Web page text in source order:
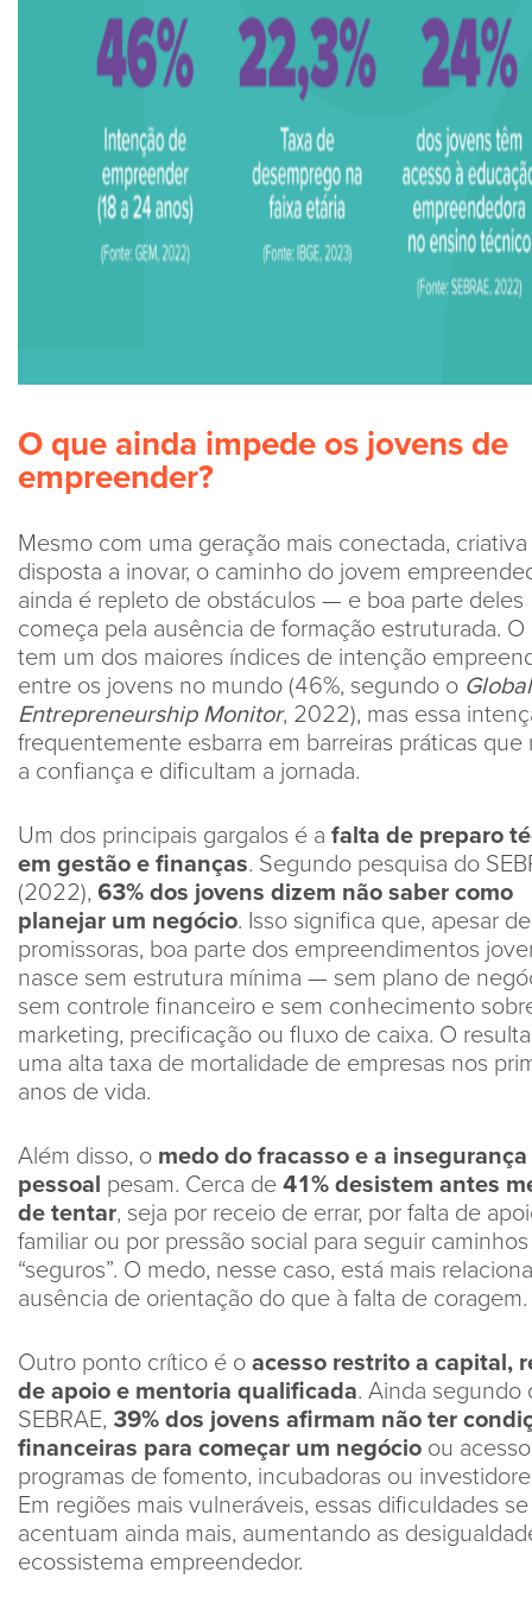
O que ainda impede os jovens de
empreender?
Mesmo com uma geração mais conectada,
disposta a inovar, o caminho do jovem
ainda é repleto de obstáculos — e boa parte deles
começa pela ausência de formação estruturada. O
tem um dos maiores índices de intenção
entre os jovens no mundo (46%, segundo o Global
Entrepreneurship Monitor, 2022), mas essa
frequentemente esbarra em barreiras práticas que
a confiança e dificultam a jornada.
Um dos principais gargalos é a falta de preparo
em gestão e finanças. Segundo pesquisa do
(2022), 63% dos jovens dizem não saber como
planejar um negócio. Isso significa que, apesar
promissoras, boa parte dos empreendimentos
nasce sem estrutura mínima — sem plano de
sem controle financeiro e sem conhecimento
marketing, precificação ou fluxo de caixa. O
uma alta taxa de mortalidade de empresas nos
anos de vida.
Além disso, o medo do fracasso e a insegurança
pessoal pesam. Cerca de 41% desistem antes
de tentar, seja por receio de errar, por falta de
familiar ou por pressão social para seguir
“seguros”. O medo, nesse caso, está mais
ausência de orientação do que à falta de coragem.
Outro ponto crítico é o acesso restrito a capital,
de apoio e mentoria qualificada. Ainda segundo
SEBRAE, 39% dos jovens afirmam não ter
financeiras para começar um negócio ou
programas de fomento, incubadoras ou
Em regiões mais vulneráveis, essas dificuldades se
acentuam ainda mais, aumentando as
ecossistema empreendedor.